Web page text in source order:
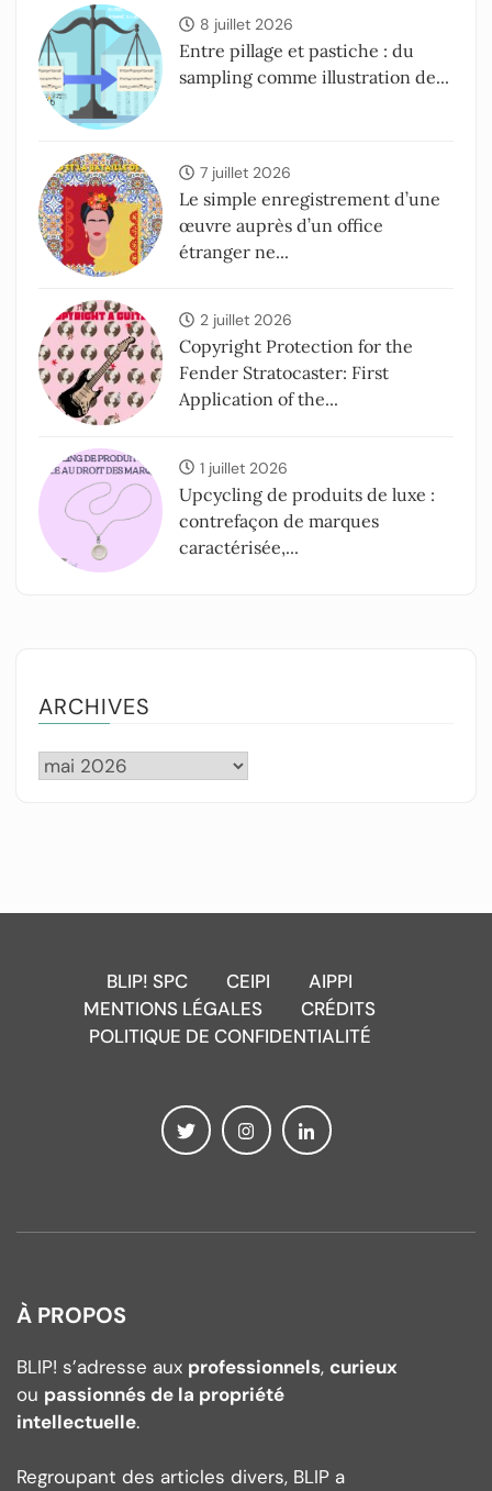
8 juillet 2026
Entre pillage et pastiche : du
sampling comme illustration de...
7 juillet 2026
Le simple enregistrement d’une
œuvre auprès d’un office
étranger ne...
2 juillet 2026
Copyright Protection for the
Fender Stratocaster: First
Application of the...
1 juillet 2026
Upcycling de produits de luxe :
contrefaçon de marques
caractérisée,...
ARCHIVES
BLIP! SPC CEIPI
AIPPI
MENTIONS LÉGALES
CRÉDITS
POLITIQUE DE CONFIDENTIALITÉ
À PROPOS
BLIP! s’adresse aux professionnels, curieux
ou passionnés de la propriété
intellectuelle.
Regroupant des articles divers, BLIP a